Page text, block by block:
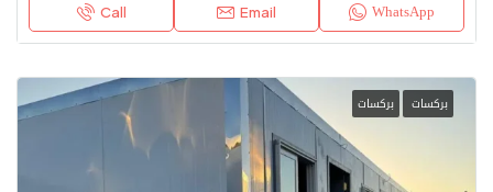
Call Email WhatsApp
بركسات بركسات